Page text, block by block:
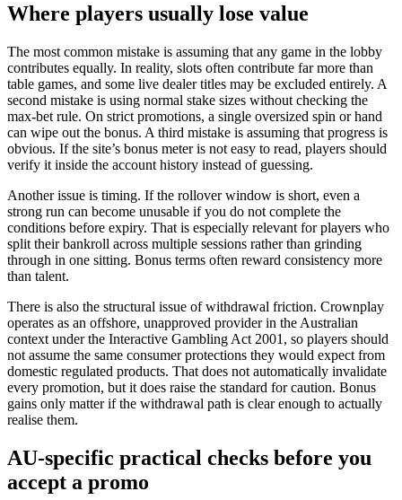
Where players usually lose value
The most common mistake is assuming that any game in the lobby
contributes equally. In reality, slots often contribute far more than
table games, and some live dealer titles may be excluded entirely. A
second mistake is using normal stake sizes without checking the
max-bet rule. On strict promotions, a single oversized spin or hand
can wipe out the bonus. A third mistake is assuming that progress is
obvious. If the site’s bonus meter is not easy to read, players should
verify it inside the account history instead of guessing.
Another issue is timing. If the rollover window is short, even a
strong run can become unusable if you do not complete the
conditions before expiry. That is especially relevant for players who
split their bankroll across multiple sessions rather than grinding
through in one sitting. Bonus terms often reward consistency more
than talent.
There is also the structural issue of withdrawal friction. Crownplay
operates as an offshore, unapproved provider in the Australian
context under the Interactive Gambling Act 2001, so players should
not assume the same consumer protections they would expect from
domestic regulated products. That does not automatically invalidate
every promotion, but it does raise the standard for caution. Bonus
gains only matter if the withdrawal path is clear enough to actually
realise them.
AU-specific practical checks before you
accept a promo